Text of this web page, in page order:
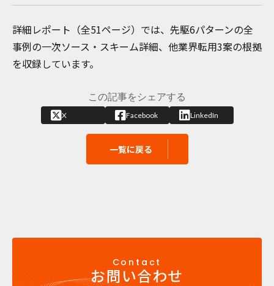
詳細レポート（全51ページ）では、先駆6パターンの全
事例の一次ソース・スキーム詳細、他業界転用3案の根拠
を収録しています。
この記事をシェアする
X Facebook LinkedIn
一覧に戻る
Contact
お問い合わせ